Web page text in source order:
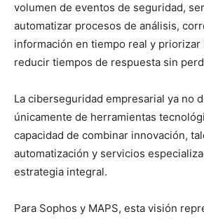
volumen de eventos de seguridad,
automatizar procesos de análisis,
información en tiempo real y
reducir tiempos de respuesta sin
La ciberseguridad empresarial ya no
únicamente de herramientas
capacidad de combinar innovación,
automatización y servicios
estrategia integral.
Para Sophos y MAPS, esta visión